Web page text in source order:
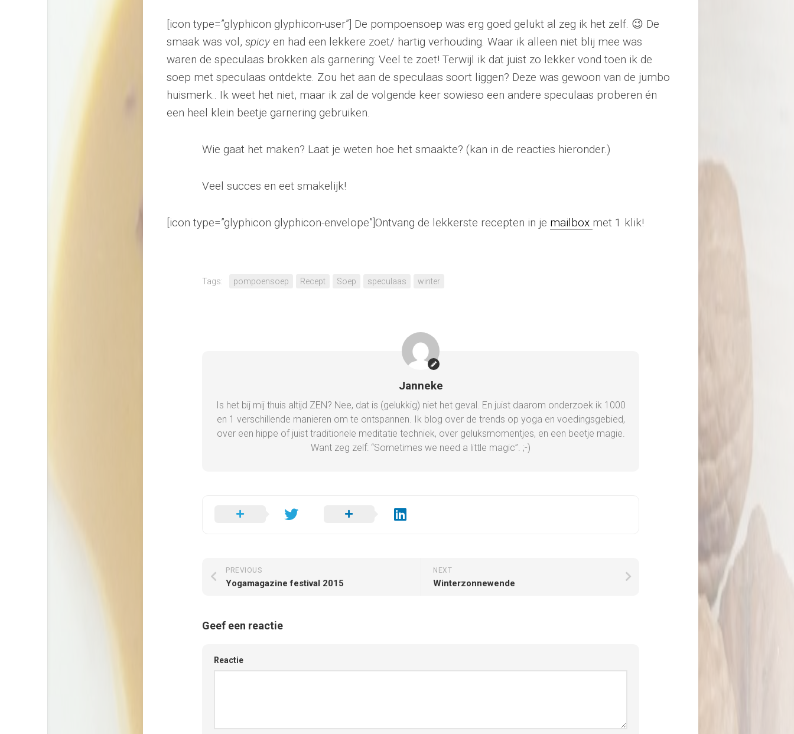
[icon type=”glyphicon glyphicon-user”] De pompoensoep was erg goed gelukt al zeg ik het zelf. 😉 De
smaak was vol, spicy en had een lekkere zoet/ hartig verhouding. Waar ik alleen niet blij mee was
waren de speculaas brokken als garnering: Veel te zoet! Terwijl ik dat juist zo lekker vond toen ik de
soep met speculaas ontdekte. Zou het aan de speculaas soort liggen? Deze was gewoon van de jumbo
huismerk.. Ik weet het niet, maar ik zal de volgende keer sowieso een andere speculaas proberen én
een heel klein beetje garnering gebruiken.
Wie gaat het maken? Laat je weten hoe het smaakte? (kan in de reacties hieronder.)
Veel succes en eet smakelijk!
[icon type=”glyphicon glyphicon-envelope”]Ontvang de lekkerste recepten in je mailbox met 1 klik!
Tags: pompoensoep Recept Soep speculaas winter
Janneke
Is het bij mij thuis altijd ZEN? Nee, dat is (gelukkig) niet het geval. En juist daarom onderzoek ik 1000
en 1 verschillende manieren om te ontspannen. Ik blog over de trends op yoga en voedingsgebied,
over een hippe of juist traditionele meditatie techniek, over geluksmomentjes, en een beetje magie.
Want zeg zelf: “Sometimes we need a little magic”. ;-)
NEXT
Winterzonnewende
PREVIOUS
Yogamagazine festival 2015
Geef een reactie
Reactie